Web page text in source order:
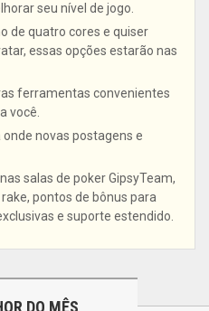
seu nível de jogo.
de quatro cores e quiser
essas opções estarão nas
ferramentas convenientes
você.
onde novas postagens e
salas de poker GipsyTeam,
pontos de bônus para
e suporte estendido.
DO MÊS